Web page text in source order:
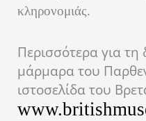
κληρονομιάς.
Περισσότερα για τη
μάρμαρα του
ιστοσελίδα του